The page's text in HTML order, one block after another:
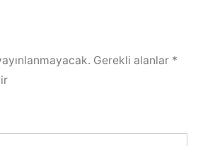
Gerekli alanlar *